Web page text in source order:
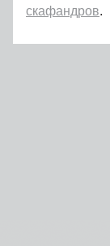
скафандров.